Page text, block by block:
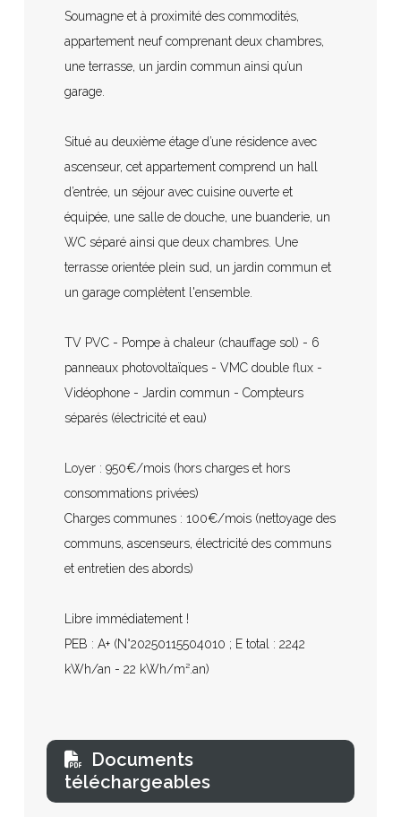
Soumagne et à proximité des commodités,
appartement neuf comprenant deux chambres,
une terrasse, un jardin commun ainsi qu’un
garage.
Situé au deuxième étage d’une résidence avec
ascenseur, cet appartement comprend un hall
d’entrée, un séjour avec cuisine ouverte et
équipée, une salle de douche, une buanderie, un
WC séparé ainsi que deux chambres. Une
terrasse orientée plein sud, un jardin commun et
un garage complètent l'ensemble.
TV PVC - Pompe à chaleur (chauffage sol) - 6
panneaux photovoltaïques - VMC double flux -
Vidéophone - Jardin commun - Compteurs
séparés (électricité et eau)
Loyer : 950€/mois (hors charges et hors
consommations privées)
Charges communes : 100€/mois (nettoyage des
communs, ascenseurs, électricité des communs
et entretien des abords)
Libre immédiatement !
PEB : A+ (N°20250115504010 ; E total : 2242
kWh/an - 22 kWh/m².an)
Documents
téléchargeables